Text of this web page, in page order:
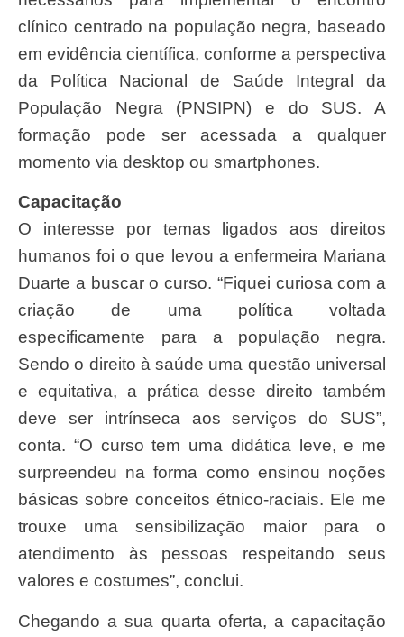
clínico centrado na população negra, baseado
em evidência científica, conforme a perspectiva
da Política Nacional de Saúde Integral da
População Negra (PNSIPN) e do SUS. A
formação pode ser acessada a qualquer
momento via desktop ou smartphones.
Capacitação
O interesse por temas ligados aos direitos
humanos foi o que levou a enfermeira Mariana
Duarte a buscar o curso. “Fiquei curiosa com a
criação de uma política voltada
especificamente para a população negra.
Sendo o direito à saúde uma questão universal
e equitativa, a prática desse direito também
deve ser intrínseca aos serviços do SUS”,
conta. “O curso tem uma didática leve, e me
surpreendeu na forma como ensinou noções
básicas sobre conceitos étnico-raciais. Ele me
trouxe uma sensibilização maior para o
atendimento às pessoas respeitando seus
valores e costumes”, conclui.
Chegando a sua quarta oferta, a capacitação